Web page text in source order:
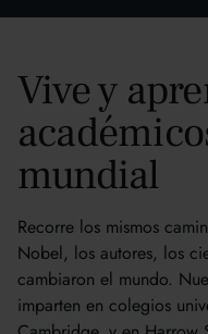
Vive y
mundial
Recorre los mismos
Nobel, los autores, los
cambiaron el mundo.
imparten en colegios